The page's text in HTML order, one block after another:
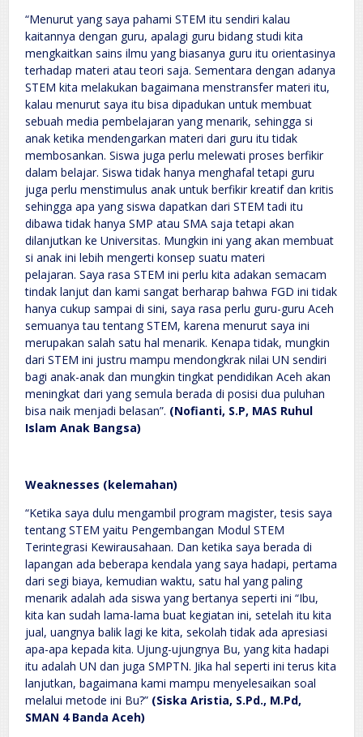
“Menurut yang saya pahami STEM itu sendiri kalau
kaitannya dengan guru, apalagi guru bidang studi kita
mengkaitkan sains ilmu yang biasanya guru itu orientasinya
terhadap materi atau teori saja. Sementara dengan adanya
STEM kita melakukan bagaimana menstransfer materi itu,
kalau menurut saya itu bisa dipadukan untuk membuat
sebuah media pembelajaran yang menarik, sehingga si
anak ketika mendengarkan materi dari guru itu tidak
membosankan. Siswa juga perlu melewati proses berfikir
dalam belajar. Siswa tidak hanya menghafal tetapi guru
juga perlu menstimulus anak untuk berfikir kreatif dan kritis
sehingga apa yang siswa dapatkan dari STEM tadi itu
dibawa tidak hanya SMP atau SMA saja tetapi akan
dilanjutkan ke Universitas. Mungkin ini yang akan membuat
si anak ini lebih mengerti konsep suatu materi
pelajaran. Saya rasa STEM ini perlu kita adakan semacam
tindak lanjut dan kami sangat berharap bahwa FGD ini tidak
hanya cukup sampai di sini, saya rasa perlu guru-guru Aceh
semuanya tau tentang STEM, karena menurut saya ini
merupakan salah satu hal menarik. Kenapa tidak, mungkin
dari STEM ini justru mampu mendongkrak nilai UN sendiri
bagi anak-anak dan mungkin tingkat pendidikan Aceh akan
meningkat dari yang semula berada di posisi dua puluhan
bisa naik menjadi belasan”. (Nofianti, S.P, MAS Ruhul
Islam Anak Bangsa)
Weaknesses (kelemahan)
“Ketika saya dulu mengambil program magister, tesis saya
tentang STEM yaitu Pengembangan Modul STEM
Terintegrasi Kewirausahaan. Dan ketika saya berada di
lapangan ada beberapa kendala yang saya hadapi, pertama
dari segi biaya, kemudian waktu, satu hal yang paling
menarik adalah ada siswa yang bertanya seperti ini “Ibu,
kita kan sudah lama-lama buat kegiatan ini, setelah itu kita
jual, uangnya balik lagi ke kita, sekolah tidak ada apresiasi
apa-apa kepada kita. Ujung-ujungnya Bu, yang kita hadapi
itu adalah UN dan juga SMPTN. Jika hal seperti ini terus kita
lanjutkan, bagaimana kami mampu menyelesaikan soal
melalui metode ini Bu?” (Siska Aristia, S.Pd., M.Pd,
SMAN 4 Banda Aceh)